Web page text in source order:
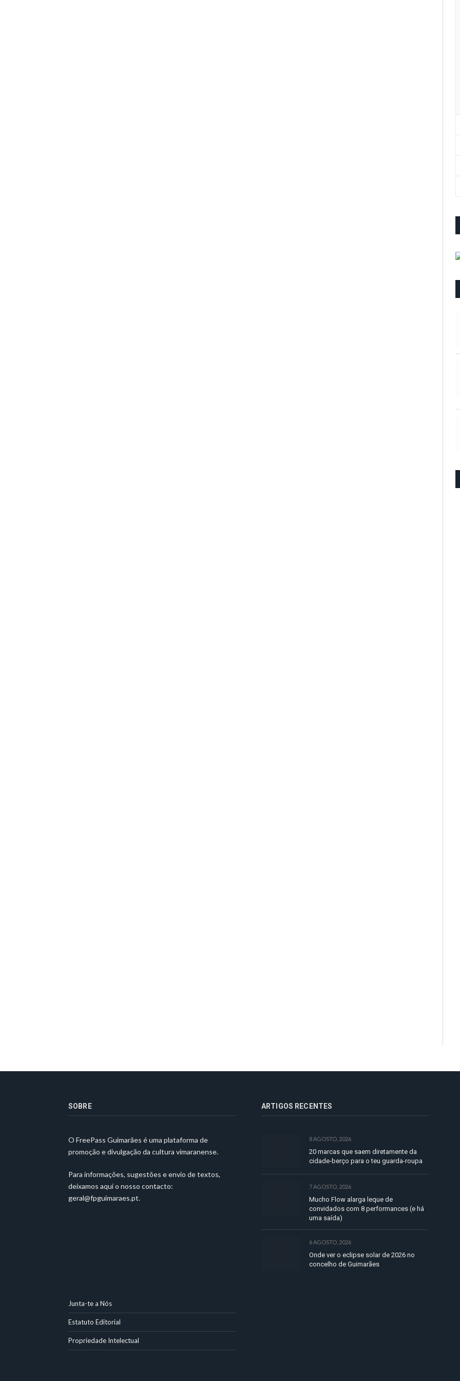
SOBRE
O FreePass Guimarães é uma plataforma de
promoção e divulgação da cultura vimaranense.
Para informações, sugestões e envio de textos,
deixamos aqui o nosso contacto:
geral@fpguimaraes.pt.
ARTIGOS RECENTES
8 AGOSTO, 2026
20 marcas que saem diretamente da
cidade-berço para o teu guarda-roupa
7 AGOSTO, 2026
Mucho Flow alarga leque de
convidados com 8 performances (e há
uma saída)
6 AGOSTO, 2026
Onde ver o eclipse solar de 2026 no
concelho de Guimarães
Junta-te a Nós
Estatuto Editorial
Propriedade Intelectual